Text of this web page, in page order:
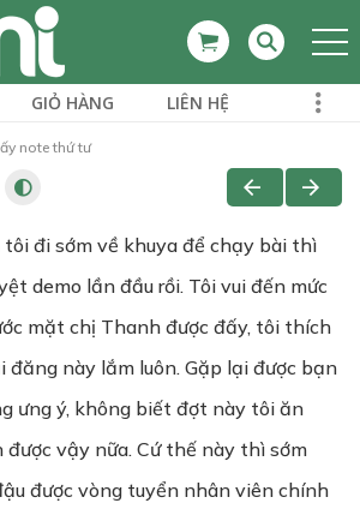
GIỎ HÀNG LIÊN HỆ
note thứ tư
đi sớm về khuya để chạy bài thì
demo lần đầu rồi. Tôi vui đến mức
mặt chị Thanh được đấy, tôi thích
đăng này lắm luôn. Gặp lại được bạn
ưng ý, không biết đợt này tôi ăn
được vậy nữa. Cứ thế này thì sớm
được vòng tuyển nhân viên chính